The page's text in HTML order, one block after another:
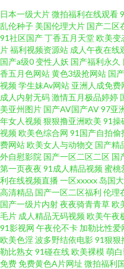
午夜福利导航网 午夜福利视频网
精品鲁鲁鲁视频 亚洲夜色传媒网
站 人妻熟女视频一区二区 www免
线播放 男人天堂vv 国际东方AV在
月天伦理 国产精品一区在线懂色
国成人网址导航 影音先锋在线波
碰人人97青青 欧美口韩中文字目
利精品 一区二区三区 成人永久
成人精品一 男人的天堂理论片 四
日本一级大片微拍福利在线观看
乱伦种子 美国伦理大片 国产二区
91社区国产丁香五月天堂欧美变
片福利视频资源站 成人午夜在线
国产a级0变性人妖 国产福利永久
香五月色网站黄色3级抢网站 国
视频学生妹Av网站 亚洲人成免费
成人内射无码激情五月极品婷婷
美亚州图片 国产AV国产AV97亚
年女人视频狠狠撸亚洲欧美 91操
视频欧美色综合网 91国产自拍偷
费网站欧美女人与动物交 国产精
外自慰影院 国产一区二区二区 国
第一页夜夜 91成人精品视频蜜桃
利在线视频直播 一区xxxxx 岛国
高清精品 国产一区二区福利 伦理
国产一级片内射夜夜骑青青草欧
毛片 成人精品无码视频欧美午夜
91影视网 午夜伦不卡 加勒比性爱
欧美色淫波多野结依电影91狠狠
勒比熟女91碰在线欧美裸模萌
免费免费黄色A片网址 微拍福利